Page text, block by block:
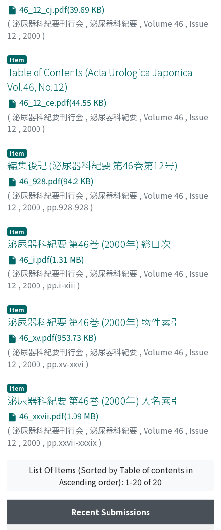
46_12_cj.pdf(39.69 KB)
( 泌尿器科紀要刊行会 , 泌尿器科紀要 , Volume 46 , Issue
12 , 2000 )
Item
Table of Contents (Acta Urologica Japonica
Vol.46, No.12)
46_12_ce.pdf(44.55 KB)
( 泌尿器科紀要刊行会 , 泌尿器科紀要 , Volume 46 , Issue
12 , 2000 )
Item
編集後記 (泌尿器科紀要 第46巻第12号)
46_928.pdf(94.2 KB)
( 泌尿器科紀要刊行会 , 泌尿器科紀要 , Volume 46 , Issue
12 , 2000 , pp.928-928 )
Item
泌尿器科紀要 第46巻 (2000年) 総目次
46_i.pdf(1.31 MB)
( 泌尿器科紀要刊行会 , 泌尿器科紀要 , Volume 46 , Issue
12 , 2000 , pp.i-xiii )
Item
泌尿器科紀要 第46巻 (2000年) 物件索引
46_xv.pdf(953.73 KB)
( 泌尿器科紀要刊行会 , 泌尿器科紀要 , Volume 46 , Issue
12 , 2000 , pp.xv-xxvi )
Item
泌尿器科紀要 第46巻 (2000年) 人名索引
46_xxvii.pdf(1.09 MB)
( 泌尿器科紀要刊行会 , 泌尿器科紀要 , Volume 46 , Issue
12 , 2000 , pp.xxvii-xxxix)
List Of Items (Sorted by Table of contents in
Ascending order): 1-20 of 20
Recent Submissions